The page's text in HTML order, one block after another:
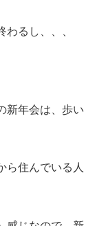
るし、、、
新年会は、歩い
ら住んでいる人